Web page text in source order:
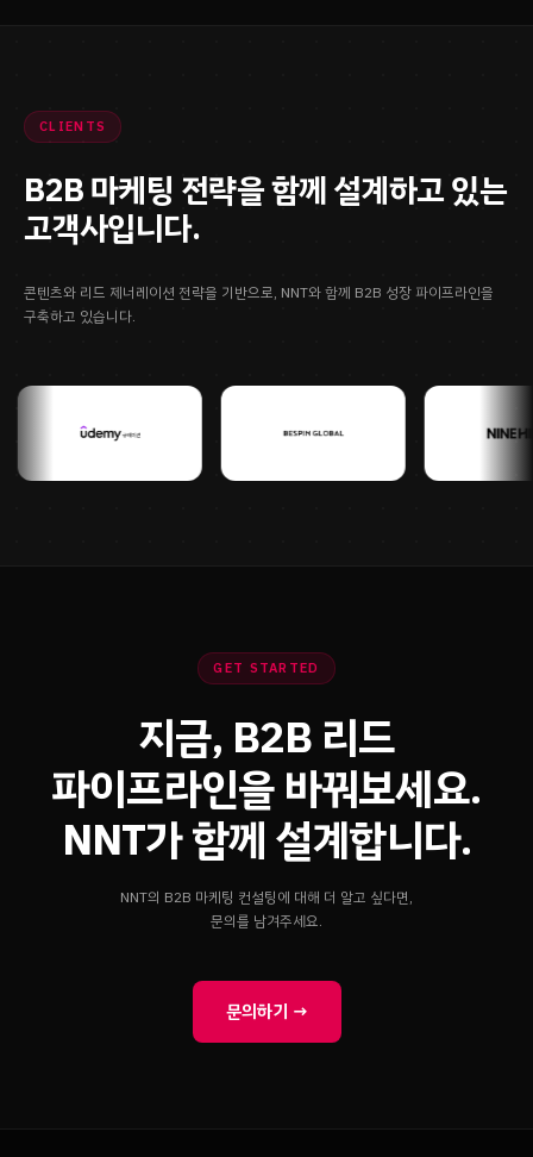
CLIENTS
B2B 마케팅 전략을 함께 설계하고 있는
고객사입니다.
콘텐츠와 리드 제너레이션 전략을 기반으로, NNT와 함께 B2B 성장 파이프라인을
구축하고 있습니다.
GET STARTED
지금, B2B 리드
파이프라인을 바꿔보세요.
NNT가 함께 설계합니다.
NNT의 B2B 마케팅 컨설팅에 대해 더 알고 싶다면,
문의를 남겨주세요.
문의하기 →